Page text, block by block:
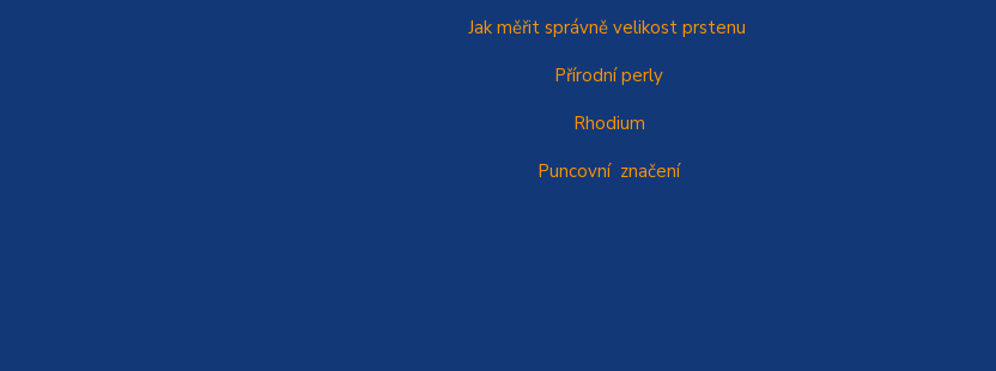
Jak měřit správněvelikost prstenu
Přírodní perly
Rhodium
Puncovní značení